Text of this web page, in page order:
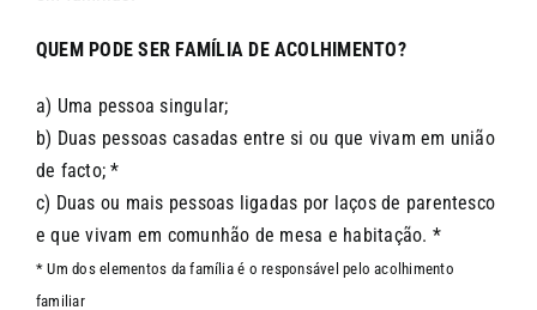
QUEM PODE SER FAMÍLIA DE ACOLHIMENTO?
a) Uma pessoa singular;
b) Duas pessoas casadas entre si ou que vivam em união
de facto; *
c) Duas ou mais pessoas ligadas por laços de parentesco
e que vivam em comunhão de mesa e habitação. *
* Um dos elementos da família é o responsável pelo acolhimento
familiar